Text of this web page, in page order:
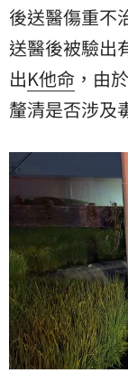
後送醫傷重不
送醫後被驗出
出K他命 ，由
釐清是否涉及